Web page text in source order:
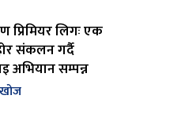
प्रिमियर लिगः एक
संकलन गर्दै
अभियान सम्पन्न